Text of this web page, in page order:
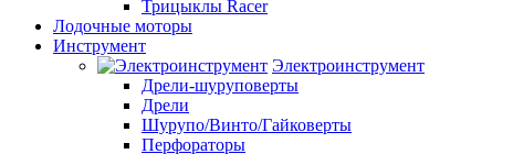
Трицыклы Racer
Лодочные моторы
Инструмент
Электроинструмент
Дрели-шуруповерты
Дрели
Шурупо/Винто/Гайковерты
Перфораторы